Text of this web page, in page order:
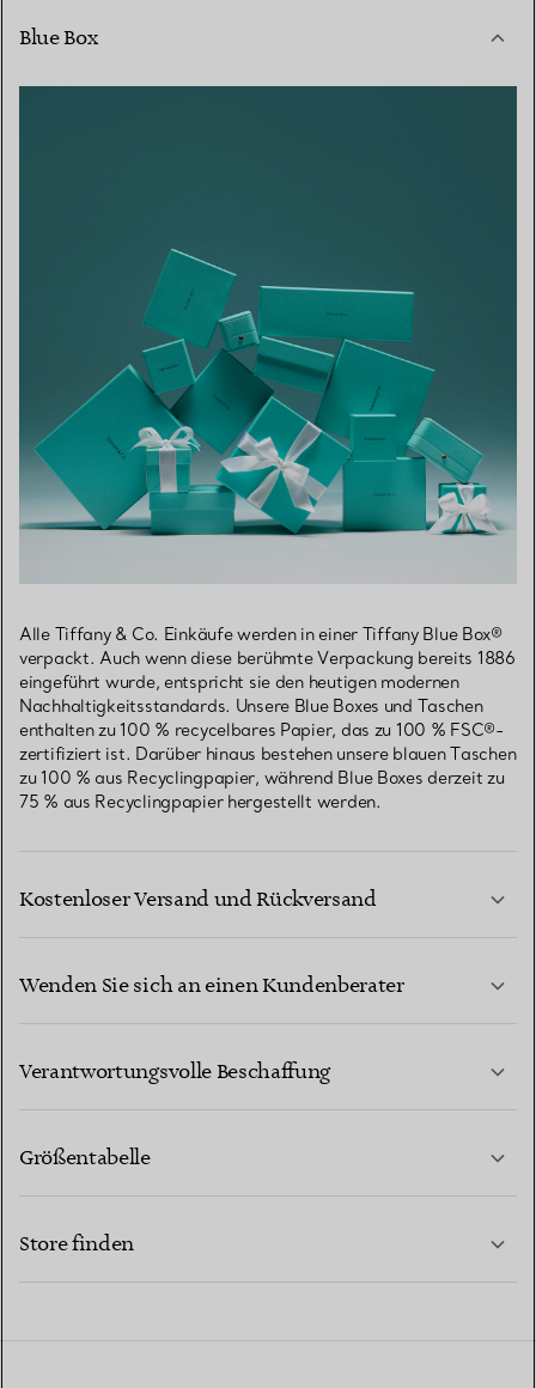
Blue Box
Alle Tiffany & Co. Einkäufe werden in einer Tiffany Blue Box®
verpackt. Auch wenn diese berühmte Verpackung bereits 1886
eingeführt wurde, entspricht sie den heutigen modernen
Nachhaltigkeitsstandards. Unsere Blue Boxes und Taschen
enthalten zu 100 % recycelbares Papier, das zu 100 % FSC®-
zertifiziert ist. Darüber hinaus bestehen unsere blauen Taschen
zu 100 % aus Recyclingpapier, während Blue Boxes derzeit zu
75 % aus Recyclingpapier hergestellt werden.
Kostenloser Versand und Rückversand
Wenden Sie sich an einen Kundenberater
Verantwortungsvolle Beschaffung
Größentabelle
Store finden